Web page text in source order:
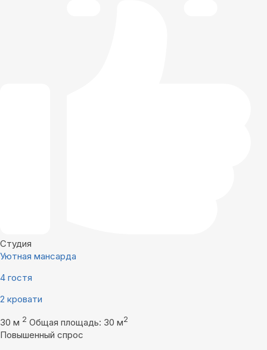
Студия
Уютная мансарда
4 гостя
2 кровати
30 м 2 Общая площадь: 30 м2
Повышенный спрос